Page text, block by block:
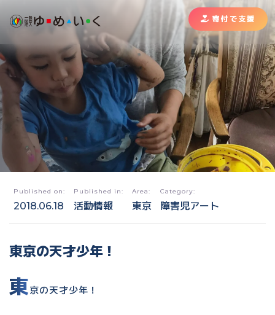
寄付で支援
Published on:
2018.06.18
Published in:
活動情報
Area:
東京
Category:
障害児アート
東京の天才少年！
東京の天才少年！